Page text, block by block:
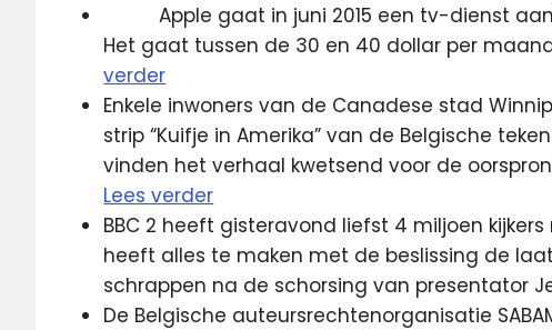
Apple gaat in juni 2015 een tv-dienst
Het gaat tussen de 30 en 40 dollar per
verder
Enkele inwoners van de Canadese stad
strip “Kuifje in Amerika” van de Belgische
vinden het verhaal kwetsend voor de
Lees verder
BBC 2 heeft gisteravond liefst 4 miljoen
heeft alles te maken met de beslissing de
schrappen na de schorsing van presentator
De Belgische auteursrechtenorganisatie